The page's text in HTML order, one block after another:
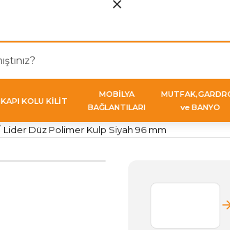
KAPI KOLU KİLİT
MOBİLYA
BAĞLANTILARI
ve BANYO
Lider Düz Polimer Kulp Siyah 96 mm